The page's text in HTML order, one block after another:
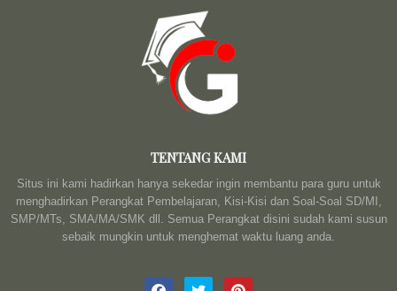
TENTANG KAMI
Situs ini kami hadirkan hanya sekedar ingin membantu para guru untuk
menghadirkan Perangkat Pembelajaran, Kisi-Kisi dan Soal-Soal SD/MI,
SMP/MTs, SMA/MA/SMK dll. Semua Perangkat disini sudah kami susun
sebaik mungkin untuk menghemat waktu luang anda.